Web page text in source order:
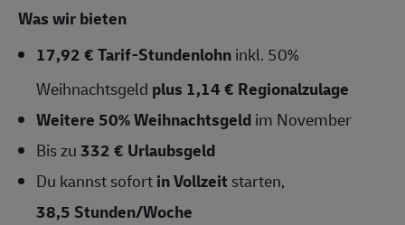
Was wir bieten
17,92€ Tarif-Stundenlohninkl. 50%
Weihnachtsgeld plus 1,14 € Regionalzulage
Weitere 50% Weihnachtsgeldim November
Bis zu332 € Urlaubsgeld
Du kannst sofortin Vollzeit starten,
38,5 Stunden/Woche